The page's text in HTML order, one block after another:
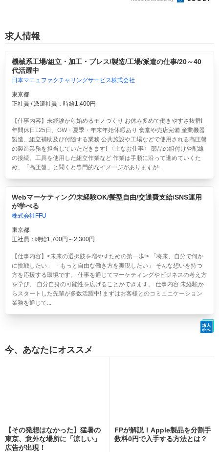
求人情報
機械系工場/組立・加工・プレス/製造/工場/派遣の仕事/20～40
代活躍中
日本マニュファクチャリングサービス株式会社
東京都
正社員 / 派遣社員：時給1,400円
【仕事内容】未経験から始めるモノづくり お休み多めで働きやすさ抜群!
年間休日125日、GW・夏季・年末年始休暇あり 食堂や売店完備 産業機器
製造、組立補助及び付随する業務 公共施設や工場などで使用される高圧盤
の製造業務を担当していただきます! 〈主なお仕事〉 部品の組付けや配線
の接続、工具を使用した組立作業など 作業は手順に沿って進めていくた
め、「高圧盤」と聞くと専門的なイメージがありますが...
Webマーケティング/未経験OK/髪型自由/交通費支給/SNS運用
が学べる
株式会社FFU
東京都
正社員：時給1,700円～2,300円
【仕事内容】<未来の選択肢を増やすための第一歩!> 「将来、自分で何か
に挑戦したい」 「もっと自由な働き方を実現したい」 そんな想いを持つ
方を応援する環境です。 仕事を通じてマーケティングやビジネスの考え方
を学び、 自分自身の可能性を広げることができます。 仕事内容 未経験か
らスタートした先輩が多数活躍中! まずはお客様とのコミュニケーション
業務を通じて...
今、あなたにオススメ
【その発想はなかった】猛暑の
東京、意外な場所に「涼しい」
広告が出現！
FPが解説！Apple製品を分割手
数料0円で入手する方法とは？